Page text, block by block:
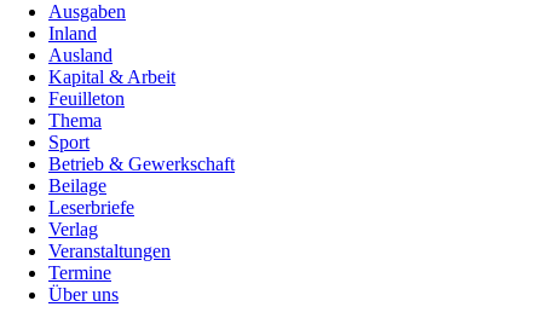
Ausgaben
Inland
Ausland
Kapital & Arbeit
Feuilleton
Thema
Sport
Betrieb & Gewerkschaft
Beilage
Leserbriefe
Verlag
Veranstaltungen
Termine
Über uns